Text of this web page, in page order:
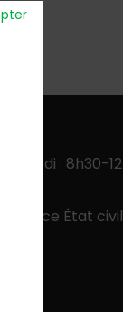
: 8h30-
service État